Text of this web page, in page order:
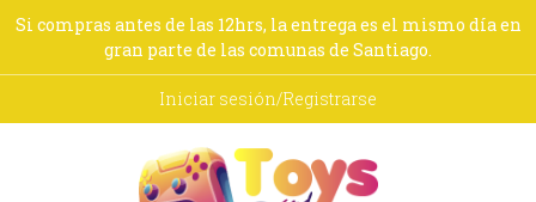
Si compras antes de las 12hrs, la entrega es el mismo día en
gran parte de las comunas de Santiago.
Iniciar sesión/Registrarse